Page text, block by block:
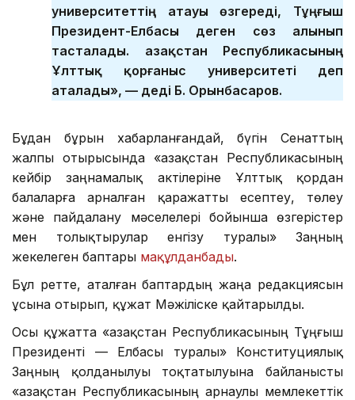
университеттің атауы өзгереді, Тұңғыш
Президент-Елбасы деген сөз алынып
тасталады. Қазақстан Республикасының
Ұлттық қорғаныс университеті деп
аталады», — деді Б. Орынбасаров.
Бұдан бұрын хабарланғандай, бүгін Сенаттың
жалпы отырысында «Қазақстан Республикасының
кейбір заңнамалық актілеріне Ұлттық қордан
балаларға арналған қаражатты есептеу, төлеу
және пайдалану мәселелері бойынша өзгерістер
мен толықтырулар енгізу туралы» Заңның
жекелеген баптары мақұлданбады.
Бұл ретте, аталған баптардың жаңа редакциясын
ұсына отырып, құжат Мәжіліске қайтарылды.
Осы құжатта «Қазақстан Республикасының Тұңғыш
Президенті — Елбасы туралы» Конституциялық
Заңның қолданылуы тоқтатылуына байланысты
«Қазақстан Республикасының арнаулы мемлекеттік